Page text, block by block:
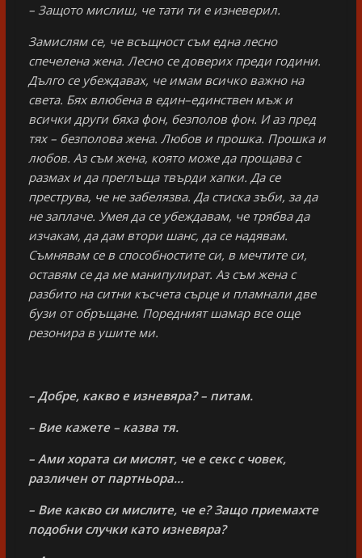
– Защото мислиш, че тати ти е изневерил.
Замислям се, че всъщност съм една лесно
спечелена жена. Лесно се доверих преди години.
Дълго се убеждавах, че имам всичко важно на
света. Бях влюбена в един–единствен мъж и
всички други бяха фон, безполов фон. И аз пред
тях – безполова жена. Любов и прошка. Прошка и
любов. Аз съм жена, която може да прощава с
размах и да преглъща твърди хапки. Да се
преструва, че не забелязва. Да стиска зъби, за да
не заплаче. Умея да се убеждавам, че трябва да
изчакам, да дам втори шанс, да се надявам.
Съмнявам се в способностите си, в мечтите си,
оставям се да ме манипулират. Аз съм жена с
разбито на ситни късчета сърце и пламнали две
бузи от обръщане. Поредният шамар все още
резонира в ушите ми.
– Добре, какво е изневяра? – питам.
– Вие кажете – казва тя.
– Ами хората си мислят, че е секс с човек,
различен от партньора…
– Вие какво си мислите, че е? Защо приемахте
подобни случки като изневяра?